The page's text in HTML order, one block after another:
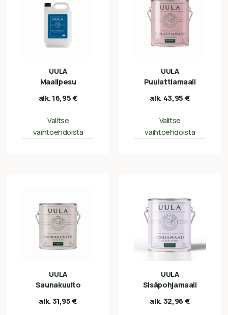
UULA
Maalipesu
alk. 16,95€
Valitse
vaihtoehdoista
UULA
Puulattiamaali
alk. 43,95 €
Valitse
vaihtoehdoista
UULA
Saunakuulto
alk. 31,95€
UULA
Sisäpohjamaali
alk. 32,96 €